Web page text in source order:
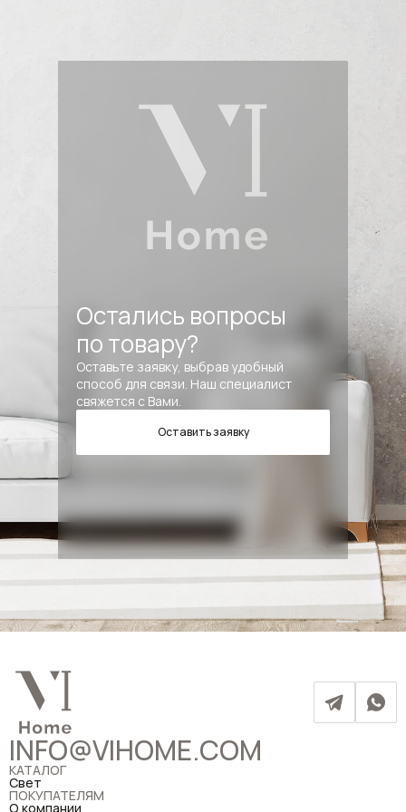
Остались вопросы
по товару?
Оставьте заявку, выбрав удобный
способ для связи. Наш специалист
свяжется с Вами.
Оставить заявку
INFO@VIHOME.COM
КАТАЛОГ
Свет
ПОКУПАТЕЛЯМ
О компании